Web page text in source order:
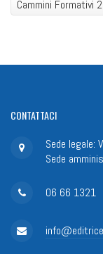
Cammini Formativi
CONTATTACI
Sede legale:
Sede
06 66 1321